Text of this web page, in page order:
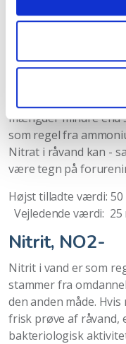
Nitrat, NO3-
For stort indhold af
sundhedsskadeligt,
børns
de røde blodlegemer
mængder mindre end
som regel fra
Nitrat i råvand kan -
være tegn på
Højst tilladte værdi: 50
Vejledende værdi: 25
Nitrit, NO2-
Nitrit i vand er som
stammer fra
den anden måde.
frisk prøve af råvand,
bakteriologisk